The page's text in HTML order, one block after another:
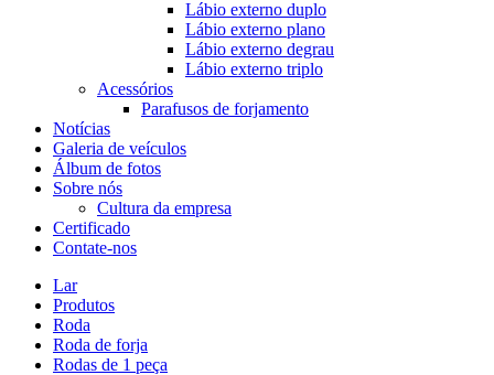
Lábio externo duplo
Lábio externo plano
Lábio externo degrau
Lábio externo triplo
Acessórios
Parafusos de forjamento
Notícias
Galeria de veículos
Álbum de fotos
Sobre nós
Cultura da empresa
Certificado
Contate-nos
Lar
Produtos
Roda
Roda de forja
Rodas de 1 peça